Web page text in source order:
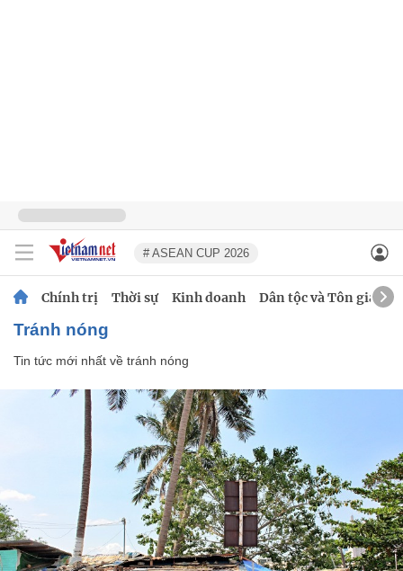
# ASEAN CUP 2026
Chính trị Thời sự Kinh doanh Dân tộc và Tôn giáo
tránh nóng
Tin tức mới nhất về tránh nóng